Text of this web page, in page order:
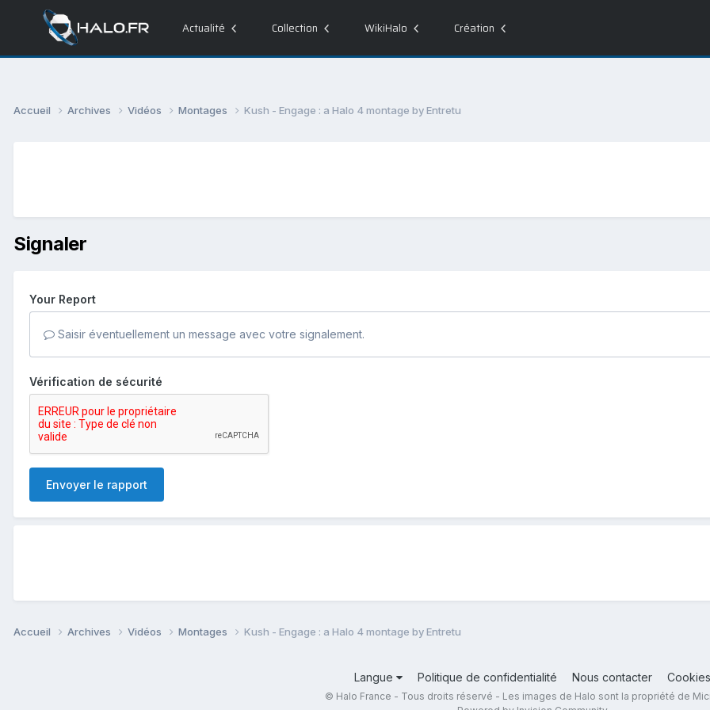
Actualité Collection WikiHalo Création
Accueil Archives Vidéos Montages Kush - Engage : a Halo 4 montage by Entretu
Signaler
Your Report
Saisir éventuellement un message avec votre signalement.
Vérification de sécurité
Envoyer le rapport
Accueil Archives Vidéos Montages Kush - Engage : a Halo 4 montage by Entretu
Langue Politique de confidentialité Nous contacter Cookies
© Halo France - Tous droits réservé - Les images de Halo sont la propriété de